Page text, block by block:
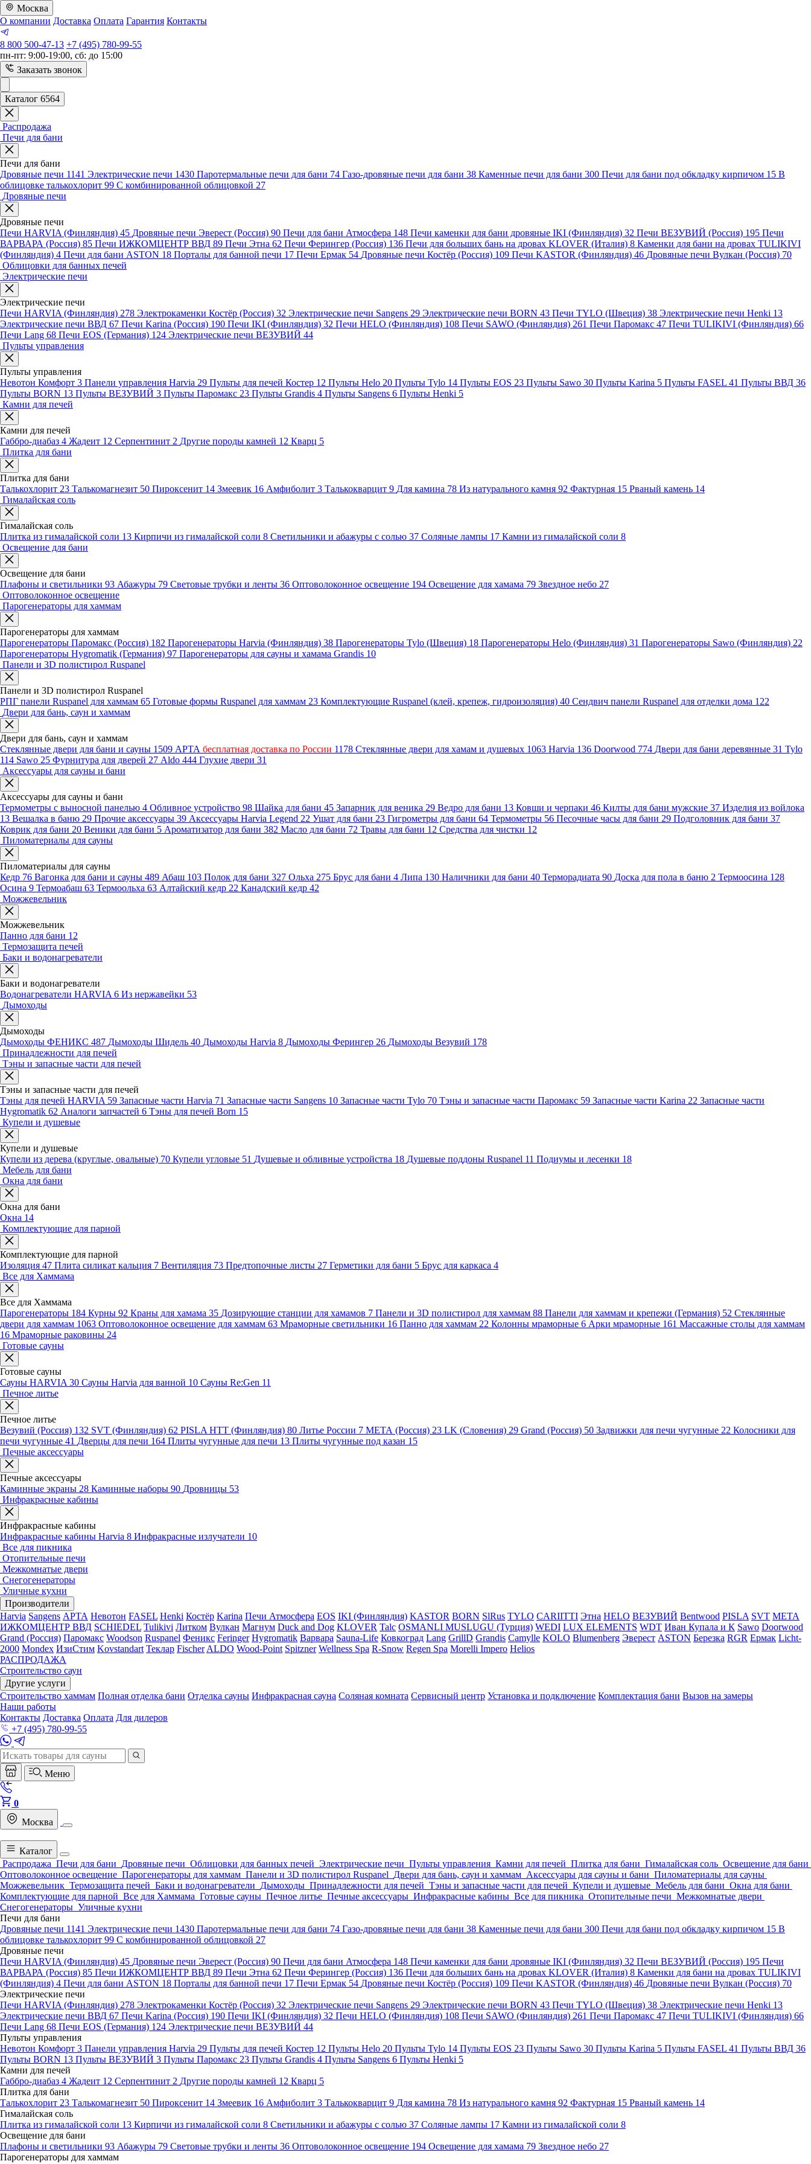
Москва
О компании Доставка Оплата Гарантия Контакты
8 800 500-47-13 +7 (495) 780-99-55
пн-пт: 9:00-19:00, сб: до 15:00
Заказать звонок
Каталог 6564
Распродажа
Печи для бани
Печи для бани
Дровяные печи 1141 Электрические печи 1430 Паротермальные печи для бани 74 Газо-дровяные печи для бани 38 Каменные печи для бани 300 Печи для бани под обкладку кирпичом 15 В
облицовке талькохлорит 99 С комбинированной облицовкой 27
Дровяные печи
Дровяные печи
Печи HARVIA (Финляндия) 45 Дровяные печи Эверест (Россия) 90 Печи для бани Атмосфера 148 Печи каменки для бани дровяные IKI (Финляндия) 32 Печи ВЕЗУВИЙ (Россия) 195 Печи
ВАРВАРА (Россия) 85 Печи ИЖКОМЦЕНТР ВВД 89 Печи Этна 62 Печи Ферингер (Россия) 136 Печи для больших бань на дровах KLOVER (Италия) 8 Каменки для бани на дровах TULIKIVI
(Финляндия) 4 Печи для бани ASTON 18 Порталы для банной печи 17 Печи Ермак 54 Дровяные печи Костёр (Россия) 109 Печи KASTOR (Финляндия) 46 Дровяные печи Вулкан (Россия) 70
Облицовки для банных печей
Электрические печи
Электрические печи
Печи HARVIA (Финляндия) 278 Электрокаменки Костёр (Россия) 32 Электрические печи Sangens 29 Электрические печи BORN 43 Печи TYLO (Швеция) 38 Электрические печи Henki 13
Электрические печи ВВД 67 Печи Karina (Россия) 190 Печи IKI (Финляндия) 32 Печи HELO (Финляндия) 108 Печи SAWO (Финляндия) 261 Печи Паромакс 47 Печи TULIKIVI (Финляндия) 66
Печи Lang 68 Печи EOS (Германия) 124 Электрические печи ВЕЗУВИЙ 44
Пульты управления
Пульты управления
Невотон Комфорт 3 Панели управления Harvia 29 Пульты для печей Костер 12 Пульты Helo 20 Пульты Tylo 14 Пульты EOS 23 Пульты Sawo 30 Пульты Karina 5 Пульты FASEL 41 Пульты ВВД 36
Пульты BORN 13 Пульты ВЕЗУВИЙ 3 Пульты Паромакс 23 Пульты Grandis 4 Пульты Sangens 6 Пульты Henki 5
Камни для печей
Камни для печей
Габбро-диабаз 4 Жадеит 12 Серпентинит 2 Другие породы камней 12 Кварц 5
Плитка для бани
Плитка для бани
Талькохлорит 23 Талькомагнезит 50 Пироксенит 14 Змеевик 16 Амфиболит 3 Талькокварцит 9 Для камина 78 Из натурального камня 92 Фактурная 15 Рваный камень 14
Гималайская соль
Гималайская соль
Плитка из гималайской соли 13 Кирпичи из гималайской соли 8 Светильники и абажуры с солью 37 Соляные лампы 17 Камни из гималайской соли 8
Освещение для бани
Освещение для бани
Плафоны и светильники 93 Абажуры 79 Световые трубки и ленты 36 Оптоволоконное освещение 194 Освещение для хамама 79 Звездное небо 27
Оптоволоконное освещение
Парогенераторы для хаммам
Парогенераторы для хаммам
Парогенераторы Паромакс (Россия) 182 Парогенераторы Harvia (Финляндия) 38 Парогенераторы Tylo (Швеция) 18 Парогенераторы Helo (Финляндия) 31 Парогенераторы Sawo (Финляндия) 22
Парогенераторы Hygromatik (Германия) 97 Парогенераторы для сауны и хамама Grandis 10
Панели и 3D полистирол Ruspanel
Панели и 3D полистирол Ruspanel
РПГ панели Ruspanel для хаммам 65 Готовые формы Ruspanel для хаммам 23 Комплектующие Ruspanel (клей, крепеж, гидроизоляция) 40 Сендвич панели Ruspanel для отделки дома 122
Двери для бань, саун и хаммам
Двери для бань, саун и хаммам
Стеклянные двери для бани и сауны 1509 АРТА бесплатная доставка по России 1178 Стеклянные двери для хамам и душевых 1063 Harvia 136 Doorwood 774 Двери для бани деревянные 31 Tylo
114 Sawo 25 Фурнитура для дверей 27 Aldo 444 Глухие двери 31
Аксессуары для сауны и бани
Аксессуары для сауны и бани
Термометры с выносной панелью 4 Обливное устройство 98 Шайка для бани 45 Запарник для веника 29 Ведро для бани 13 Ковши и черпаки 46 Килты для бани мужские 37 Изделия из войлока
13 Вешалка в баню 29 Прочие аксессуары 39 Аксессуары Harvia Legend 22 Ушат для бани 23 Гигрометры для бани 64 Термометры 56 Песочные часы для бани 29 Подголовник для бани 37
Коврик для бани 20 Веники для бани 5 Ароматизатор для бани 382 Масло для бани 72 Травы для бани 12 Средства для чистки 12
Пиломатериалы для сауны
Пиломатериалы для сауны
Кедр 76 Вагонка для бани и сауны 489 Абаш 103 Полок для бани 327 Ольха 275 Брус для бани 4 Липа 130 Наличники для бани 40 Терморадиата 90 Доска для пола в баню 2 Термоосина 128
Осина 9 Термоабаш 63 Термоольха 63 Алтайский кедр 22 Канадский кедр 42
Можжевельник
Можжевельник
Панно для бани 12
Термозащита печей
Баки и водонагреватели
Баки и водонагреватели
Водонагреватели HARVIA 6 Из нержавейки 53
Дымоходы
Дымоходы
Дымоходы ФЕНИКС 487 Дымоходы Шидель 40 Дымоходы Harvia 8 Дымоходы Ферингер 26 Дымоходы Везувий 178
Принадлежности для печей
Тэны и запасные части для печей
Тэны и запасные части для печей
Тэны для печей HARVIA 59 Запасные части Harvia 71 Запасные части Sangens 10 Запасные части Tylo 70 Тэны и запасные части Паромакс 59 Запасные части Karina 22 Запасные части
Hygromatik 62 Аналоги запчастей 6 Тэны для печей Born 15
Купели и душевые
Купели и душевые
Купели из дерева (круглые, овальные) 70 Купели угловые 51 Душевые и обливные устройства 18 Душевые поддоны Ruspanel 11 Подиумы и лесенки 18
Мебель для бани
Окна для бани
Окна для бани
Окна 14
Комплектующие для парной
Комплектующие для парной
Изоляция 47 Плита силикат кальция 7 Вентиляция 73 Предтопочные листы 27 Герметики для бани 5 Брус для каркаса 4
Все для Хаммама
Все для Хаммама
Парогенераторы 184 Курны 92 Краны для хамама 35 Дозирующие станции для хамамов 7 Панели и 3D полистирол для хаммам 88 Панели для хаммам и крепежи (Германия) 52 Стеклянные
двери для хаммам 1063 Оптоволоконное освещение для хаммам 63 Мраморные светильники 16 Панно для хаммам 22 Колонны мраморные 6 Арки мраморные 161 Массажные столы для хаммам
16 Мраморные раковины 24
Готовые сауны
Готовые сауны
Сауны HARVIA 30 Сауны Harvia для ванной 10 Сауны Re:Gen 11
Печное литье
Печное литье
Везувий (Россия) 132 SVT (Финляндия) 62 PISLA HTT (Финляндия) 80 Литье России 7 МЕТА (Россия) 23 LK (Словения) 29 Grand (Россия) 50 Задвижки для печи чугунные 22 Колосники для
печи чугунные 41 Дверцы для печи 164 Плиты чугунные для печи 13 Плиты чугунные под казан 15
Печные аксессуары
Печные аксессуары
Каминные экраны 28 Каминные наборы 90 Дровницы 53
Инфракрасные кабины
Инфракрасные кабины
Инфракрасные кабины Harvia 8 Инфракрасные излучатели 10
Все для пикника
Отопительные печи
Межкомнатые двери
Снегогенераторы
Уличные кухни
Производители
Harvia Sangens АРТА Невотон FASEL Henki Костёр Karina Печи Атмосфера EOS IKI (Финляндия) KASTOR BORN SlRus TYLO CARIITTI Этна HELO ВЕЗУВИЙ Bentwood PISLA SVT МЕТА
ИЖКОМЦЕНТР ВВД SCHIEDEL Tulikivi Литком Вулкан Магнум Duck and Dog KLOVER Talc OSMANLI MUSLUGU (Турция) WEDI LUX ELEMENTS WDT Иван Купала и К Sawo Doorwood
Grand (Россия) Паромакс Woodson Ruspanel Феникс Feringer Hygromatik Варвара Sauna-Life Ковкоград Lang GrillD Grandis Camylle KOLO Blumenberg Эверест ASTON Березка RGR Ермак Licht-
2000 Mondex ИзиСтим Kovstandart Теклар Fischer ALDO Wood-Point Spitzner Wellness Spa R-Snow Regen Spa Morelli Impero Helios
РАСПРОДАЖА
Строительство саун
Другие услуги
Строительство хаммам Полная отделка бани Отделка сауны Инфракрасная сауна Соляная комната Сервисный центр Установка и подключение Комплектация бани Вызов на замеры
Наши работы
Контакты Доставка Оплата Для дилеров
+7 (495) 780-99-55
Меню
0
Москва
Каталог
Распродажа Печи для бани Дровяные печи Облицовки для банных печей Электрические печи Пульты управления Камни для печей Плитка для бани Гималайская соль Освещение для бани
Оптоволоконное освещение Парогенераторы для хаммам Панели и 3D полистирол Ruspanel Двери для бань, саун и хаммам Аксессуары для сауны и бани Пиломатериалы для сауны
Можжевельник Термозащита печей Баки и водонагреватели Дымоходы Принадлежности для печей Тэны и запасные части для печей Купели и душевые Мебель для бани Окна для бани
Комплектующие для парной Все для Хаммама Готовые сауны Печное литье Печные аксессуары Инфракрасные кабины Все для пикника Отопительные печи Межкомнатые двери
Снегогенераторы Уличные кухни
Печи для бани
Дровяные печи 1141 Электрические печи 1430 Паротермальные печи для бани 74 Газо-дровяные печи для бани 38 Каменные печи для бани 300 Печи для бани под обкладку кирпичом 15 В
облицовке талькохлорит 99 С комбинированной облицовкой 27
Дровяные печи
Печи HARVIA (Финляндия) 45 Дровяные печи Эверест (Россия) 90 Печи для бани Атмосфера 148 Печи каменки для бани дровяные IKI (Финляндия) 32 Печи ВЕЗУВИЙ (Россия) 195 Печи
ВАРВАРА (Россия) 85 Печи ИЖКОМЦЕНТР ВВД 89 Печи Этна 62 Печи Ферингер (Россия) 136 Печи для больших бань на дровах KLOVER (Италия) 8 Каменки для бани на дровах TULIKIVI
(Финляндия) 4 Печи для бани ASTON 18 Порталы для банной печи 17 Печи Ермак 54 Дровяные печи Костёр (Россия) 109 Печи KASTOR (Финляндия) 46 Дровяные печи Вулкан (Россия) 70
Электрические печи
Печи HARVIA (Финляндия) 278 Электрокаменки Костёр (Россия) 32 Электрические печи Sangens 29 Электрические печи BORN 43 Печи TYLO (Швеция) 38 Электрические печи Henki 13
Электрические печи ВВД 67 Печи Karina (Россия) 190 Печи IKI (Финляндия) 32 Печи HELO (Финляндия) 108 Печи SAWO (Финляндия) 261 Печи Паромакс 47 Печи TULIKIVI (Финляндия) 66
Печи Lang 68 Печи EOS (Германия) 124 Электрические печи ВЕЗУВИЙ 44
Пульты управления
Невотон Комфорт 3 Панели управления Harvia 29 Пульты для печей Костер 12 Пульты Helo 20 Пульты Tylo 14 Пульты EOS 23 Пульты Sawo 30 Пульты Karina 5 Пульты FASEL 41 Пульты ВВД 36
Пульты BORN 13 Пульты ВЕЗУВИЙ 3 Пульты Паромакс 23 Пульты Grandis 4 Пульты Sangens 6 Пульты Henki 5
Камни для печей
Габбро-диабаз 4 Жадеит 12 Серпентинит 2 Другие породы камней 12 Кварц 5
Плитка для бани
Талькохлорит 23 Талькомагнезит 50 Пироксенит 14 Змеевик 16 Амфиболит 3 Талькокварцит 9 Для камина 78 Из натурального камня 92 Фактурная 15 Рваный камень 14
Гималайская соль
Плитка из гималайской соли 13 Кирпичи из гималайской соли 8 Светильники и абажуры с солью 37 Соляные лампы 17 Камни из гималайской соли 8
Освещение для бани
Плафоны и светильники 93 Абажуры 79 Световые трубки и ленты 36 Оптоволоконное освещение 194 Освещение для хамама 79 Звездное небо 27
Парогенераторы для хаммам